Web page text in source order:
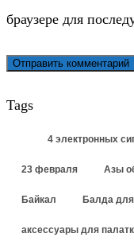
браузере для
Tags
4 электронных
23 февраля Азы
Байкал Балда
аксессуары для